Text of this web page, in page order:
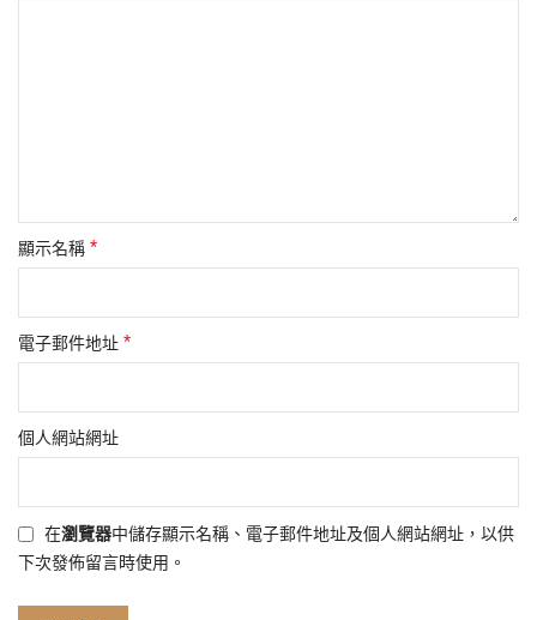
顯示名稱 *
電子郵件地址 *
個人網站網址
在瀏覽器中儲存顯示名稱、電子郵件地址及個人網站網址，以供
下次發佈留言時使用。